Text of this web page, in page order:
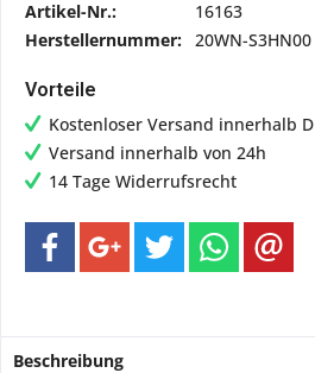
Artikel-Nr.:
16163
Herstellernummer: 20WN-S3HN00
Vorteile
Kostenloser Versand innerhalb D
Versand innerhalb von 24h
14 Tage Widerrufsrecht
Beschreibung